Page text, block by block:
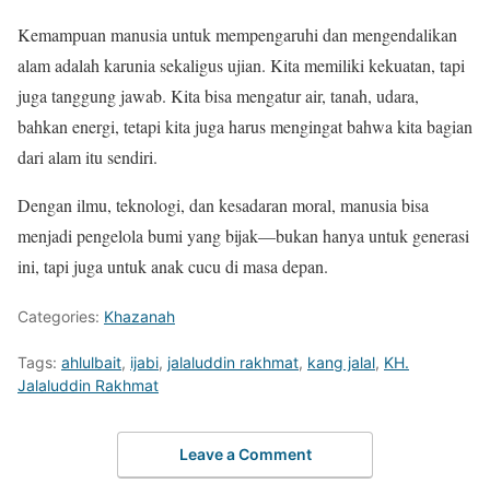
Kemampuan manusia untuk mempengaruhi dan mengendalikan
alam adalah karunia sekaligus ujian. Kita memiliki kekuatan, tapi
juga tanggung jawab. Kita bisa mengatur air, tanah, udara,
bahkan energi, tetapi kita juga harus mengingat bahwa kita bagian
dari alam itu sendiri.
Dengan ilmu, teknologi, dan kesadaran moral, manusia bisa
menjadi pengelola bumi yang bijak—bukan hanya untuk generasi
ini, tapi juga untuk anak cucu di masa depan.
Categories: Khazanah
Tags: ahlulbait, ijabi, jalaluddin rakhmat, kang jalal, KH.
Jalaluddin Rakhmat
Leave a Comment